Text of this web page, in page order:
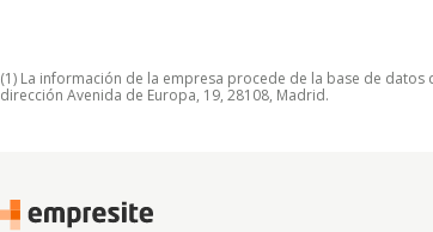
(1) La información de la empresa procede de la base de datos
dirección Avenida de Europa, 19, 28108, Madrid.